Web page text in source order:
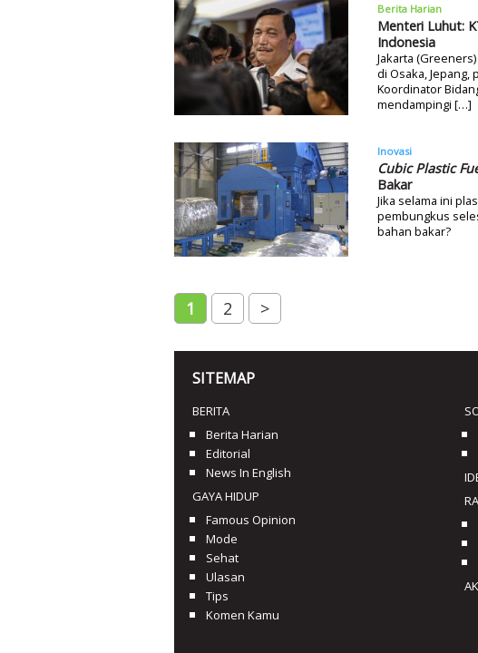
Berita Harian
Menteri Luhut:
Indonesia
Jakarta
di Osaka, Jepang,
Koordinator
mendampingi […]
Inovasi
Cubic Plastic
Bakar
Jika selama ini
pembungkus
bahan bakar?
1 2 >
SITEMAP
BERITA
Berita Harian
Editorial
News In English
GAYA HIDUP
Famous Opinion
Mode
Sehat
Ulasan
Tips
Komen Kamu